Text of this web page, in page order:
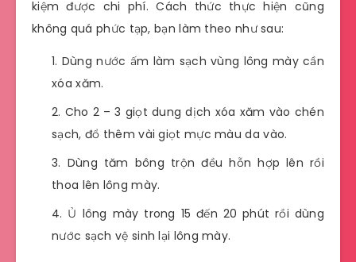
kiệm được chi phí. Cách thức thực hiện cũng
không quá phức tạp, bạn làm theo như sau:
Dùng nước ấm làm sạch vùng lông mày cần
xóa xăm.
Cho 2 – 3 giọt dung dịch xóa xăm vào chén
sạch, đổ thêm vài giọt mực màu da vào.
Dùng tăm bông trộn đều hỗn hợp lên rồi
thoa lên lông mày.
Ủ lông mày trong 15 đến 20 phút rồi dùng
nước sạch vệ sinh lại lông mày.